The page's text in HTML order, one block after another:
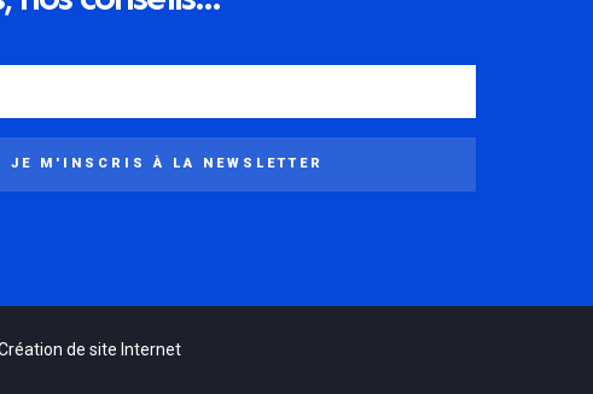
JE M'INSCRIS À LA NEWSLETTER
de site Internet